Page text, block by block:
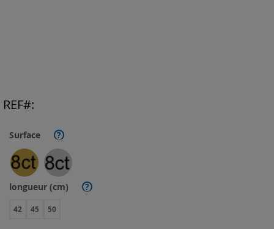
Surface ?
longueur (cm) ?
42 45 50
REF